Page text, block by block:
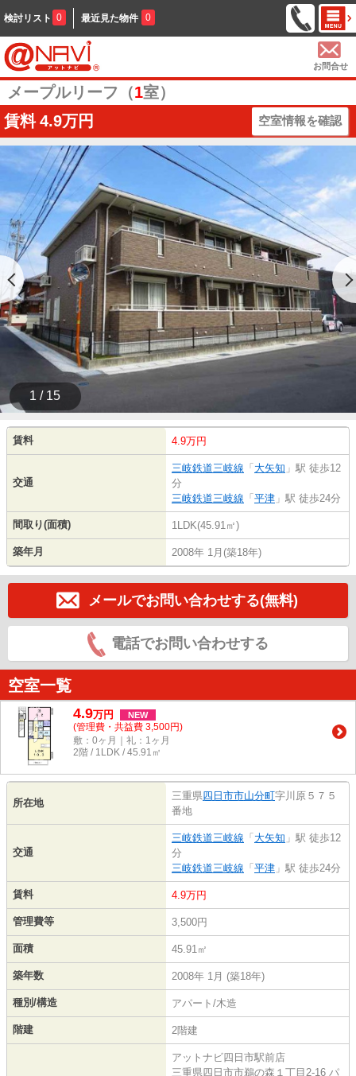
検討リスト 0 最近見た物件 0
お問合せ
メープルリーフ（1室）
賃料 4.9万円 空室情報を確認
1 / 15
賃料 4.9万円
交通
三岐鉄道三岐線 「 大矢知 」駅 徒歩12
分
三岐鉄道三岐線 「 平津 」駅 徒歩24分
間取り(面積) 1LDK(45.91㎡)
築年月 2008年 1月(築18年)
メールでお問い合わせする(無料)
電話でお問い合わせする
空室一覧
4.9万円 NEW
(管理費・共益費 3,500円)
敷：0ヶ月｜礼：1ヶ月
2階 / 1LDK / 45.91㎡
所在地
三重県四日市市山分町字川原５７５
番地
交通
三岐鉄道三岐線 「 大矢知 」駅 徒歩12
分
三岐鉄道三岐線 「 平津 」駅 徒歩24分
賃料 4.9万円
管理費等 3,500円
面積 45.91㎡
築年数 2008年 1月 (築18年)
種別/構造 アパート/木造
階建 2階建
アットナビ四日市駅前店
三重県四日市市鵜の森１丁目2-16 パ